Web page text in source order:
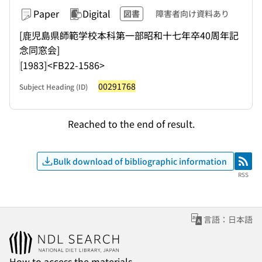
Paper Digital 図書 障害者向け資料あり
[鹿児島県師範学校本科第一部昭和十七年卒40周年記
念同窓会]
[1983]<FB22-1586>
Subject Heading (ID) 00291768
Reached to the end of result.
Bulk download of bibliographic information RSS
RSS
言語：日本語